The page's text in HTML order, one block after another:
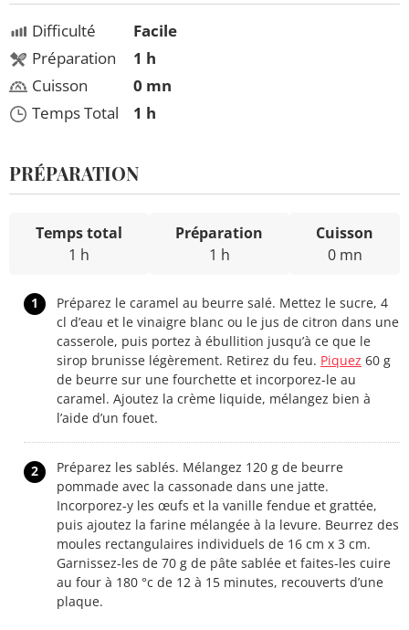
Difficulté
Préparation
Cuisson
Temps Total
Facile
1 h
0 mn
1 h
PRÉPARATION
Temps total
1 h
Préparation
1 h
Cuisson
0 mn
1
Préparez le caramel au beurre salé. Mettez le sucre, 4
cl d’eau et le vinaigre blanc ou le jus de citron dans une
casserole, puis portez à ébullition jusqu’à ce que le
sirop brunisse légèrement. Retirez du feu. Piquez 60 g
de beurre sur une fourchette et incorporez-le au
caramel. Ajoutez la crème liquide, mélangez bien à
l’aide d’un fouet.
2
Préparez les sablés. Mélangez 120 g de beurre
pommade avec la cassonade dans une jatte.
Incorporez-y les œufs et la vanille fendue et grattée,
puis ajoutez la farine mélangée à la levure. Beurrez des
moules rectangulaires individuels de 16 cm x 3 cm.
Garnissez-les de 70 g de pâte sablée et faites-les cuire
au four à 180 °c de 12 à 15 minutes, recouverts d’une
plaque.